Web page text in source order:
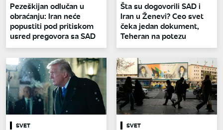
Pezeškijan odlučan u
obraćanju: Iran neće
popustiti pod pritiskom
usred pregovora sa SAD
Šta su dogovorili SAD i
Iran u Ženevi? Ceo svet
čeka jedan dokument,
Teheran na potezu
SVET SVET